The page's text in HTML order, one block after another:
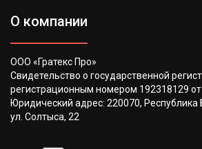
О компании
ООО «Гратекс Про»
Свидетельство о государственной
регистрационным номером 192318129 от
Юридический адрес: 220070, Республика
ул. Солтыса, 22